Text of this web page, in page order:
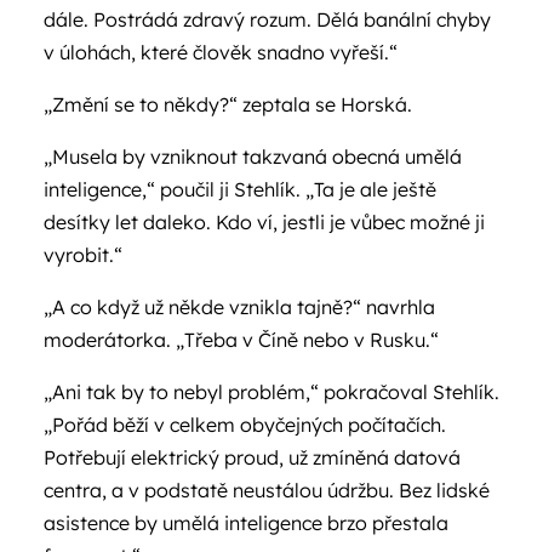
dále. Postrádá zdravý rozum. Dělá banální chyby
v úlohách, které člověk snadno vyřeší.“
„Změní se to někdy?“ zeptala se Horská.
„Musela by vzniknout takzvaná obecná umělá
inteligence,“ poučil ji Stehlík. „Ta je ale ještě
desítky let daleko. Kdo ví, jestli je vůbec možné ji
vyrobit.“
„A co když už někde vznikla tajně?“ navrhla
moderátorka. „Třeba v Číně nebo v Rusku.“
„Ani tak by to nebyl problém,“ pokračoval Stehlík.
„Pořád běží v celkem obyčejných počítačích.
Potřebují elektrický proud, už zmíněná datová
centra, a v podstatě neustálou údržbu. Bez lidské
asistence by umělá inteligence brzo přestala